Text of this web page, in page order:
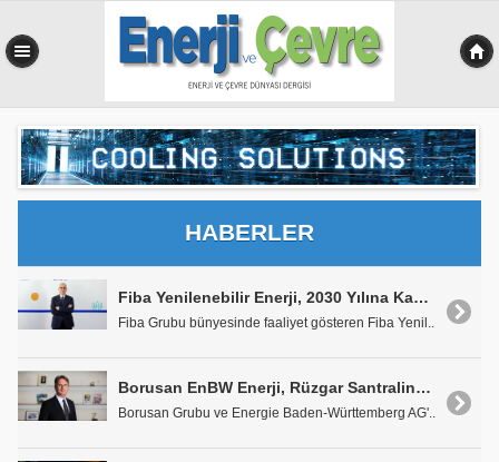
HABERLER
Fiba Yenilenebilir Enerji, 2030 Yılına Kadar 1.000 MW Üzerinde Kurulu Güce Ulaşmayı Hedefliyor
Fiba Grubu bünyesinde faaliyet gösteren Fiba Yenil..
Borusan EnBW Enerji, Rüzgar Santralindeki Operasyonel Zorluğa "Arı Otelleri" ile Doğa Temelli Çözüm Getirdi
Borusan Grubu ve Energie Baden-Württemberg AG'..
0,387 sn